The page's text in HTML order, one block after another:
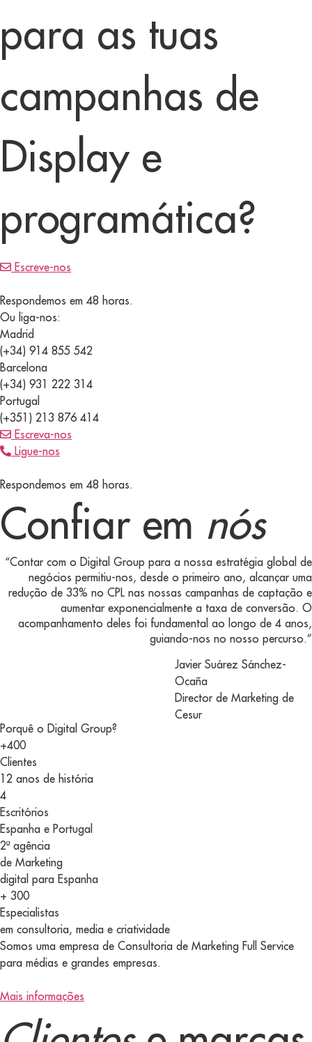
para as tuas
campanhas de
Display e
programática?
Escreve-nos
Respondemos em 48 horas.
Ou liga-nos:
Madrid
(+34) 914 855 542
Barcelona
(+34) 931 222 314
Portugal
(+351) 213 876 414
Escreva-nos
Ligue-nos
Respondemos em 48 horas.
Confiar em nós
“Contar com o Digital Group para a nossa estratégia global de
negócios permitiu-nos, desde o primeiro ano, alcançar uma
redução de 33% no CPL nas nossas campanhas de captação e
aumentar exponencialmente a taxa de conversão. O
acompanhamento deles foi fundamental ao longo de 4 anos,
guiando-nos no nosso percurso.”
Javier Suárez Sánchez-
Ocaña
Director de Marketing de
Cesur
Porquê o Digital Group?
+400
Clientes
12 anos de história
4
Escritórios
Espanha e Portugal
2ª agência
de Marketing
digital para Espanha
+ 300
Especialistas
em consultoria, media e criatividade
Somos uma empresa de Consultoria de Marketing Full Service
para médias e grandes empresas.
Mais informações